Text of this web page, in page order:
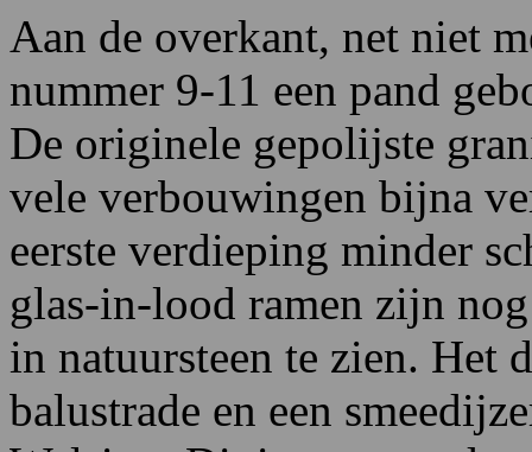
Aan de overkant, net niet
nummer 9-11 een pand
De originele gepolijste
vele verbouwingen bijna
eerste verdieping minder
glas-in-lood ramen zijn
in natuursteen te zien. Het
balustrade en een